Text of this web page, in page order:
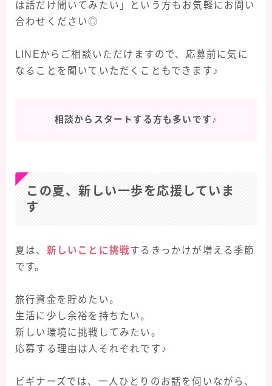
は話だけ聞いてみたい」という方もお気軽にお問い
合わせください◎
LINEからご相談いただけますので、応募前に気に
なることを聞いていただくこともできます♪
相談からスタートする方も多いです♪
この夏、新しい一歩を応援していま
す
夏は、 新しいことに挑戦するきっかけが増える季節
です。
旅行資金を貯めたい。
生活に少し余裕を持ちたい。
新しい環境に挑戦してみたい。
応募する理由は人それぞれです♪
ビギナーズでは、一人ひとりのお話を伺いながら、